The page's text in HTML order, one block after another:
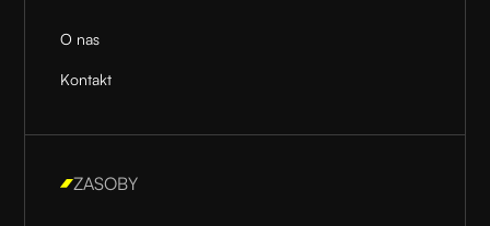
O nas
Kontakt
ZASOBY